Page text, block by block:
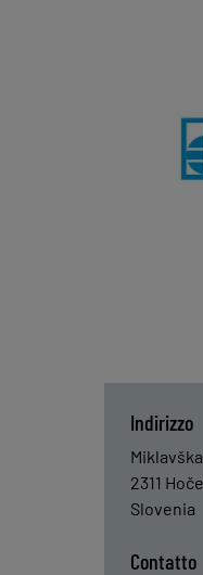
Indirizzo
2311 Hoče
Slovenia
Contatto